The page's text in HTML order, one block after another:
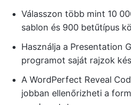
Válasszon több mint 10
sablon és 900 betűtípus
Használja a Presentation
programot saját rajzok
A WordPerfect Reveal
jobban ellenőrizheti a